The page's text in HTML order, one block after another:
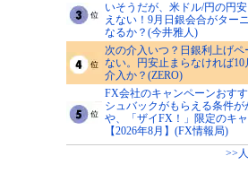
いそうだが、米ドル/円の円
えない！9月日銀会合がター
なるか？(今井雅人)
次の介入いつ？日銀利上げ
ない。円安止まらなければ10
介入か？(ZERO)
FX会社のキャンペーンおす
シュバックがもらえる条件
や、「ザイFX！」限定のキ
【2026年8月】(FX情報局)
>>